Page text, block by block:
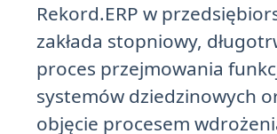
Rekord.ERP w
zakłada stopniowy,
proces przejmowania
systemów dziedzinowych
objęcie procesem